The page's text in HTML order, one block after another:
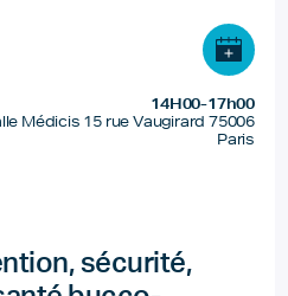
14H00-17h00
Médicis 15 rue Vaugirard 75006
Paris
sécurité,